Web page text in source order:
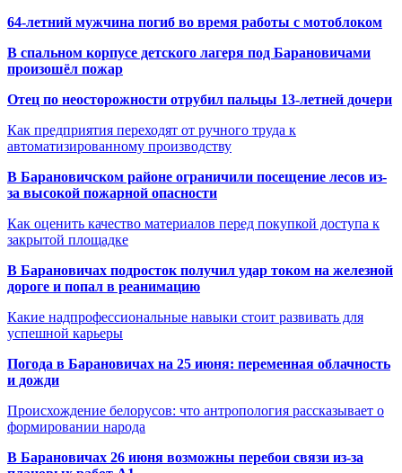
64-летний мужчина погиб во время работы с мотоблоком
В спальном корпусе детского лагеря под Барановичами
произошёл пожар
Отец по неосторожности отрубил пальцы 13-летней дочери
Как предприятия переходят от ручного труда к
автоматизированному производству
В Барановичском районе ограничили посещение лесов из-
за высокой пожарной опасности
Как оценить качество материалов перед покупкой доступа к
закрытой площадке
В Барановичах подросток получил удар током на железной
дороге и попал в реанимацию
Какие надпрофессиональные навыки стоит развивать для
успешной карьеры
Погода в Барановичах на 25 июня: переменная облачность
и дожди
Происхождение белорусов: что антропология рассказывает о
формировании народа
В Барановичах 26 июня возможны перебои связи из-за